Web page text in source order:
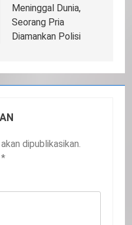
Meninggal Dunia,
Seorang Pria
Diamankan Polisi
dipublikasikan.
*